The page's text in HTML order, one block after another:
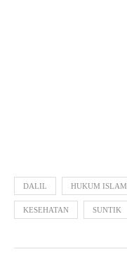
DALIL HUKUM ISLAM
KESEHATAN SUNTIK